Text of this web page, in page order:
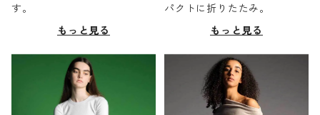
す。
もっと見る
パクトに折りたたみ。
もっと見る